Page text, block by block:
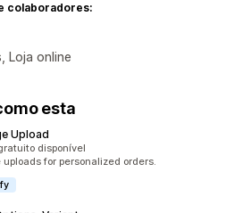
colaboradores:
Loja online
esta
Upload
disponível
for personalized orders.